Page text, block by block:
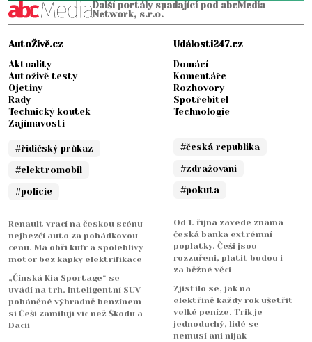
Další portály spadající pod abcMedia
Network, s.r.o.
AutoŽivě.cz
Aktuality
Autoživě testy
Ojetiny
Rady
Technický koutek
Zajímavosti
#řidičský průkaz
#elektromobil
#policie
Renault vrací na českou scénu
nejhezčí auto za pohádkovou
cenu. Má obří kufr a spolehlivý
motor bez kapky elektrifikace
„Čínská Kia Sportage“ se
uvádí na trh. Inteligentní SUV
poháněné výhradně benzínem
si Češi zamilují víc než Škodu a
Dacii
Události247.cz
Domácí
Komentáře
Rozhovory
Spotřebitel
Technologie
#česká republika
#zdražování
#pokuta
Od 1. října zavede známá
česká banka extrémní
poplatky. Češi jsou
rozzuřeni, platit budou i
za běžné věci
Zjistilo se, jak na
elektřině každý rok ušetřit
velké peníze. Trik je
jednoduchý, lidé se
nemusí ani nijak